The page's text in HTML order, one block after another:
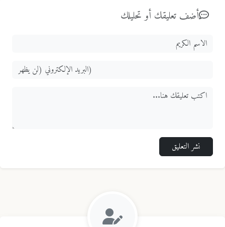
أضف تعليقك أو تحليلك
نشر التعليق